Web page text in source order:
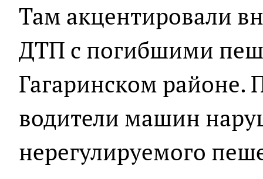
Там акцентировали
ДТП с погибшими
Гагаринском районе.
водители машин
нерегулируемого